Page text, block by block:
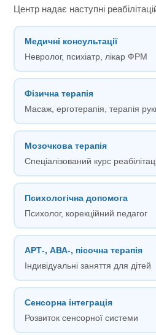
Центр надає наступні
Медичні консультації
Невролог, психіатр, лікар ФРМ
Фізична терапія
Масаж, ерготерапія, терапія
Мозочкова терапія
Спеціалізований курс
Психологічна допомога
Психолог, корекційний педагог
АРТ-, АВА-, пісочна терапія
Індивідуальні заняття для дітей
Сенсорна інтеграція
Розвиток сенсорної системи